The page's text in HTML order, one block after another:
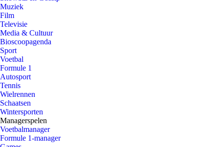
Muziek
Film
Televisie
Media & Cultuur
Bioscoopagenda
Sport
Voetbal
Formule 1
Autosport
Tennis
Wielrennen
Schaatsen
Wintersporten
Managerspelen
Voetbalmanager
Formule 1-manager